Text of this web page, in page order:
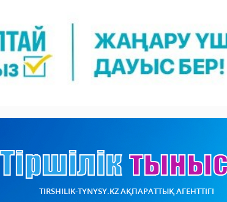
TIRSHILIK-TYNYSY.KZ АҚПАРАТТЫҚ АГЕНТТІГІ